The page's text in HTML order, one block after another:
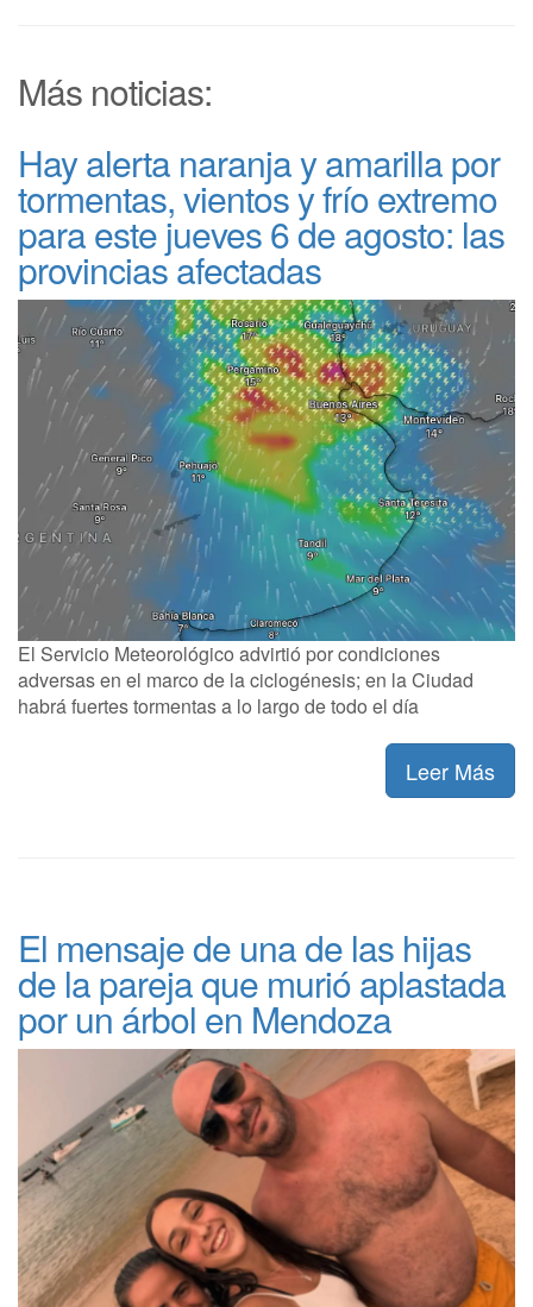
Más noticias:
Hay alerta naranja y amarilla por
tormentas, vientos y frío extremo
para este jueves 6 de agosto: las
provincias afectadas
El Servicio Meteorológico advirtió por condiciones
adversas en el marco de la ciclogénesis; en la Ciudad
habrá fuertes tormentas a lo largo de todo el día
Leer Más
El mensaje de una de las hijas
de la pareja que murió aplastada
por un árbol en Mendoza